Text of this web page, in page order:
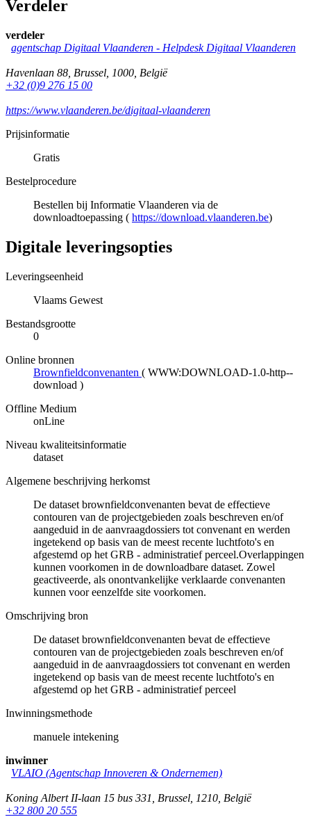
Verdeler
verdeler
agentschap Digitaal Vlaanderen - Helpdesk Digitaal Vlaanderen
Havenlaan 88 Brussel 1000 België
+32 (0)9 276 15 00
https://www.vlaanderen.be/digitaal-vlaanderen
Prijsinformatie
Gratis
Bestelprocedure
Bestellen bij Informatie Vlaanderen via de
downloadtoepassing ( https://download.vlaanderen.be)
Digitale leveringsopties
Leveringseenheid
Vlaams Gewest
Bestandsgrootte
0
Online bronnen
Brownfieldconvenanten ( WWW:DOWNLOAD-1.0-http--
download )
Offline Medium
onLine
Niveau kwaliteitsinformatie
dataset
Algemene beschrijving herkomst
De dataset brownfieldconvenanten bevat de effectieve
contouren van de projectgebieden zoals beschreven en/of
aangeduid in de aanvraagdossiers tot convenant en werden
ingetekend op basis van de meest recente luchtfoto's en
afgestemd op het GRB - administratief perceel.Overlappingen
kunnen voorkomen in de downloadbare dataset. Zowel
geactiveerde, als onontvankelijke verklaarde convenanten
kunnen voor eenzelfde site voorkomen.
Omschrijving bron
De dataset brownfieldconvenanten bevat de effectieve
contouren van de projectgebieden zoals beschreven en/of
aangeduid in de aanvraagdossiers tot convenant en werden
ingetekend op basis van de meest recente luchtfoto's en
afgestemd op het GRB - administratief perceel
Inwinningsmethode
manuele intekening
inwinner
VLAIO (Agentschap Innoveren & Ondernemen)
Koning Albert II-laan 15 bus 331 Brussel 1210 België
+32 800 20 555